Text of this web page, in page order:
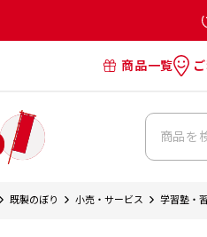
商品一覧
オリジナルのぼり
オリジナルタオル
横断幕・懸垂幕
のぼり
Tシャツ
既製のぼり 小売・サービス 学習塾・